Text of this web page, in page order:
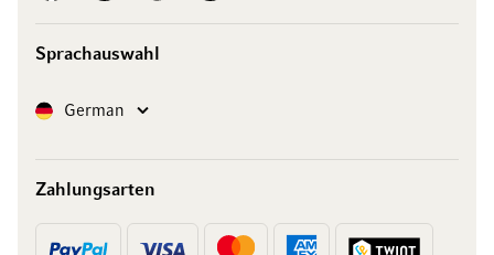
Sprachauswahl
SpracheGerman
Zahlungsarten